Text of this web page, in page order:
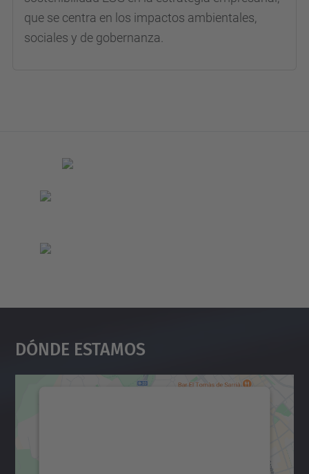
que se centra en los impactos ambientales,
sociales y de gobernanza.
Dónde Estamos